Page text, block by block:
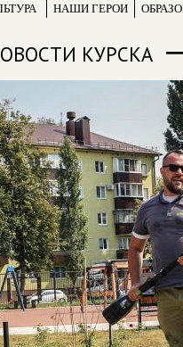
НАШИ ГЕРОИ
КУРСКА